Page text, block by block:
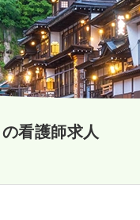
の看護師求人